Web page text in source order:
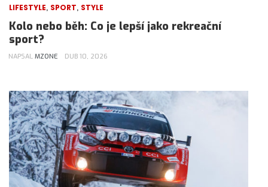
LIFESTYLE, SPORT, STYLE
Kolo nebo běh: Co je lepší jako rekreační
sport?
NAPSAL MZONE DUB 10, 2026